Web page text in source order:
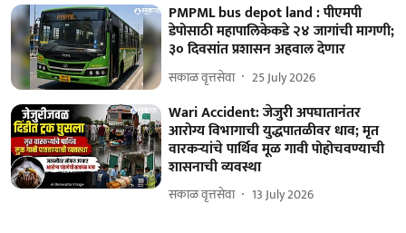
PMPML bus depot land : पीएमपी
डेपोसाठी महापालिकेकडे २४ जागांची मागणी;
३० दिवसांत प्रशासन अहवाल देणार
सकाळ वृत्तसेवा 25 July 2026
Wari Accident: जेजुरी अपघातानंतर
आरोग्य विभागाची युद्धपातळीवर धाव; मृत
वारकऱ्यांचे पार्थिव मूळ गावी पोहोचवण्याची
शासनाची व्यवस्था
सकाळ वृत्तसेवा 13 July 2026